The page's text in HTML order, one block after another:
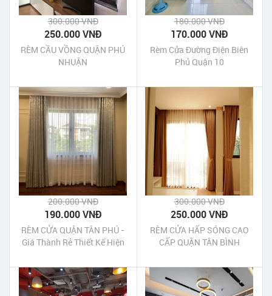
300.000 VNĐ
250.000 VNĐ
RÈM CẦU VỒNG QUẬN PHÚ
NHUẬN
180.000 VNĐ
170.000 VNĐ
Rèm Cửa Đường Điện Biên
Phủ Quận 10
200.000 VNĐ
190.000 VNĐ
RÈM CỬA QUẬN TÂN PHÚ -
Giá Thành Rẻ Thiết Kế Hiện
300.000 VNĐ
250.000 VNĐ
RÈM CỬA HẤP SÓNG CAO
CẤP QUẬN TÂN BÌNH